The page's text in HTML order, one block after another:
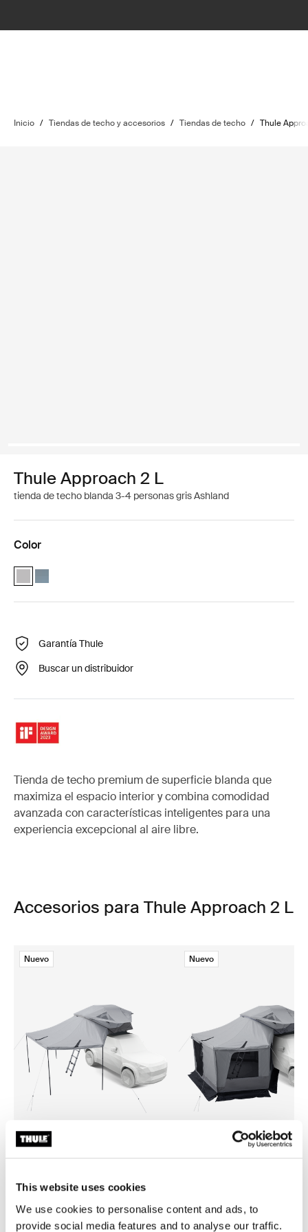
This website uses cookies
We use cookies to personalise content and ads, to
provide social media features and to analyse our traffic.
Inicio / Tiendas de techo y accesorios / Tiendas de techo / Thule
Thule Approach 2 L
tienda de techo blanda 3-4 personas gris Ashland
Color
Thule Approach 2 L Gris Ceniza (selected)
Thule Approach 2 L Pizarra oscura
Garantía Thule
Buscar un distribuidor
Tienda de techo premium de superficie blanda que
maximiza el espacio interior y combina comodidad
avanzada con características inteligentes para una
experiencia excepcional al aire libre.
Accesorios para Thule Approach 2 L
Nuevo
toldo para tienda de techo
Nuevo